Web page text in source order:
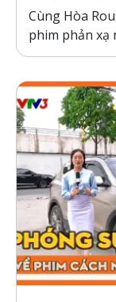
Cùng Hòa
phim phản xạ
kiểm tra so
thường hoạt
kính,...